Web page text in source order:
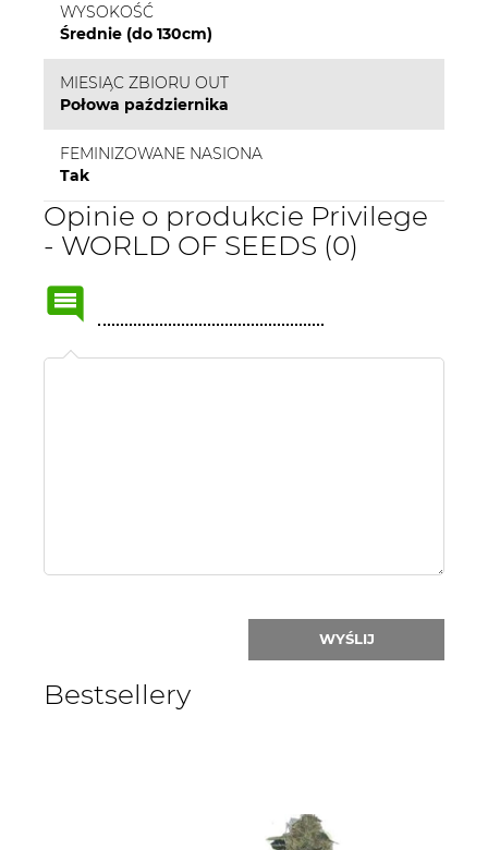
WYSOKOŚĆ
Średnie (do 130cm)
MIESIĄC ZBIORU OUT
Połowa października
FEMINIZOWANE NASIONA
Tak
Opinie o produkcie Privilege
- WORLD OF SEEDS (0)
WYŚLIJ
Bestsellery